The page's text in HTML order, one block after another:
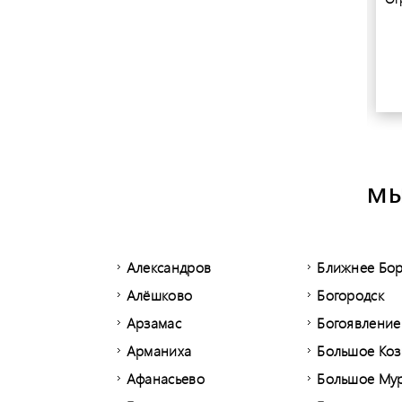
Александров
Алёшково
Арзамас
Арманиха
Афанасьево
Ближнее
Богородск
Богоявление
Большое
Большое